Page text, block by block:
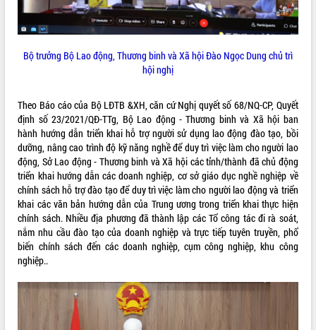
VIDEO
Bộ trưởng Bộ Lao động, Thương binh và Xã hội Đào Ngọc Dung chủ trì
hội nghị
Theo Báo cáo của Bộ LĐTB &XH, căn cứ Nghị quyết số 68/NQ-CP, Quyết
định số 23/2021/QĐ-TTg, Bộ Lao động - Thương binh và Xã hội ban
hành hướng dẫn triển khai hỗ trợ người sử dụng lao động đào tạo, bồi
dưỡng, nâng cao trình độ kỹ năng nghề để duy trì việc làm cho người lao
động, Sở Lao động - Thương binh và Xã hội các tỉnh/thành đã chủ động
triển khai hướng dẫn các doanh nghiệp, cơ sở giáo dục nghề nghiệp về
chính sách hỗ trợ đào tạo để duy trì việc làm cho người lao động và triển
khai các văn bản hướng dẫn của Trung ương trong triển khai thực hiện
chính sách. Nhiều địa phương đã thành lập các Tổ công tác đi rà soát,
nắm nhu cầu đào tạo của doanh nghiệp và trực tiếp tuyên truyền, phổ
biến chính sách đến các doanh nghiệp, cụm công nghiệp, khu công
nghiệp..